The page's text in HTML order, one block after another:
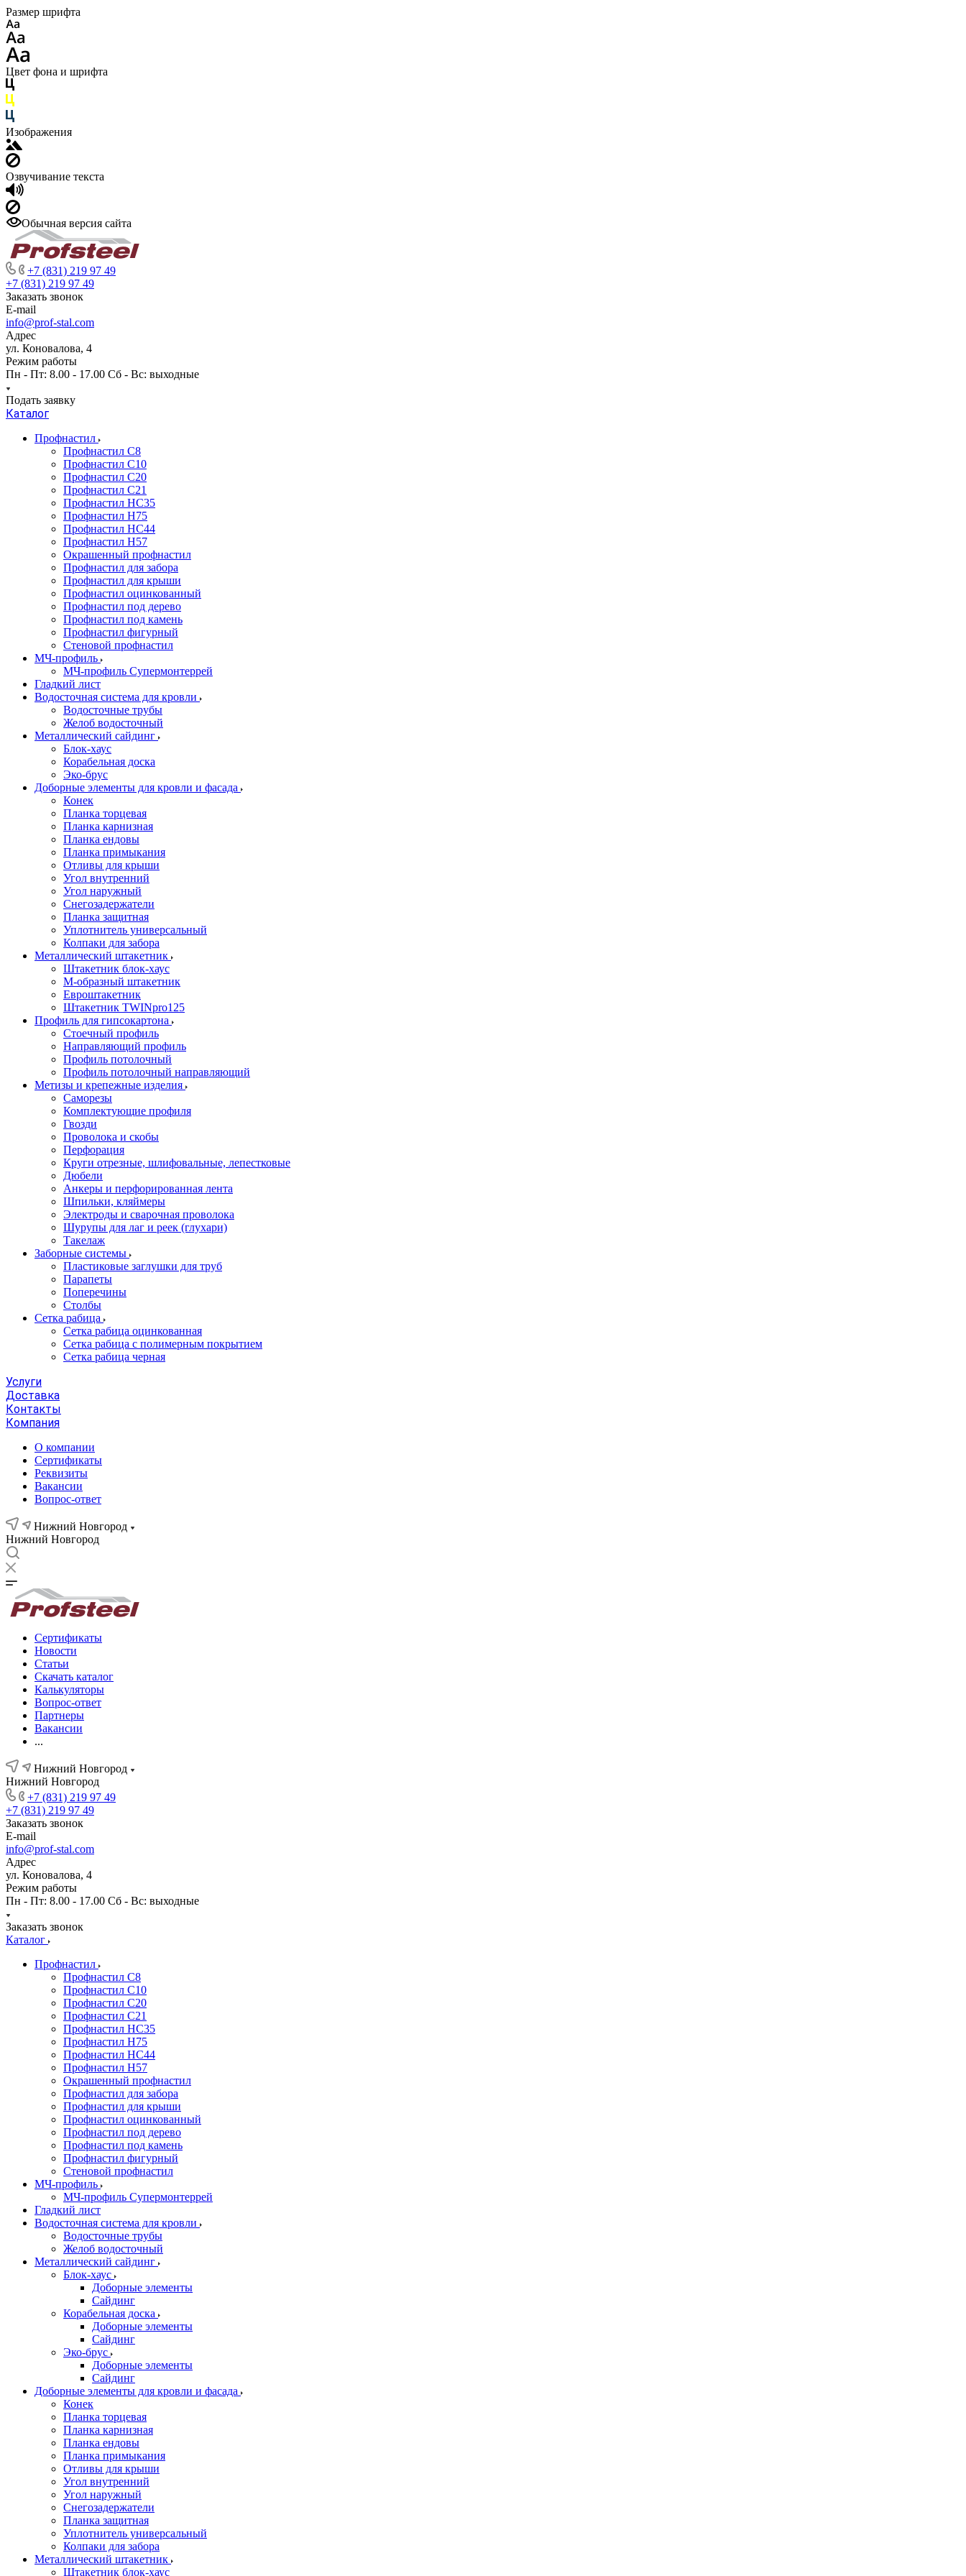
Размер шрифта
Цвет фона и шрифта
Изображения
Озвучивание текста
Обычная версия сайта
+7 (831) 219 97 49
+7 (831) 219 97 49
Заказать звонок
E-mail
info@prof-stal.com
Адрес
ул. Коновалова, 4
Режим работы
Пн - Пт: 8.00 - 17.00 Сб - Вс: выходные
Подать заявку
Каталог
Профнастил
Профнастил С8
Профнастил С10
Профнастил С20
Профнастил С21
Профнастил НС35
Профнастил Н75
Профнастил HC44
Профнастил Н57
Окрашенный профнастил
Профнастил для забора
Профнастил для крыши
Профнастил оцинкованный
Профнастил под дерево
Профнастил под камень
Профнастил фигурный
Стеновой профнастил
МЧ-профиль
МЧ-профиль Супермонтеррей
Гладкий лист
Водосточная система для кровли
Водосточные трубы
Желоб водосточный
Металлический сайдинг
Блок-хаус
Корабельная доска
Эко-брус
Доборные элементы для кровли и фасада
Конек
Планка торцевая
Планка карнизная
Планка ендовы
Планка примыкания
Отливы для крыши
Угол внутренний
Угол наружный
Снегозадержатели
Планка защитная
Уплотнитель универсальный
Колпаки для забора
Металлический штакетник
Штакетник блок-хаус
М-образный штакетник
Евроштакетник
Штакетник TWINpro125
Профиль для гипсокартона
Стоечный профиль
Направляющий профиль
Профиль потолочный
Профиль потолочный направляющий
Метизы и крепежные изделия
Саморезы
Комплектующие профиля
Гвозди
Проволока и скобы
Перфорация
Круги отрезные, шлифовальные, лепестковые
Дюбели
Анкеры и перфорированная лента
Шпильки, кляймеры
Электроды и сварочная проволока
Шурупы для лаг и реек (глухари)
Такелаж
Заборные системы
Пластиковые заглушки для труб
Парапеты
Поперечины
Столбы
Сетка рабица
Сетка рабица оцинкованная
Сетка рабица с полимерным покрытием
Сетка рабица черная
Услуги
Доставка
Контакты
Компания
О компании
Сертификаты
Реквизиты
Вакансии
Вопрос-ответ
Нижний Новгород
Нижний Новгород
Сертификаты
Новости
Статьи
Скачать каталог
Калькуляторы
Вопрос-ответ
Партнеры
Вакансии
...
Нижний Новгород
Нижний Новгород
+7 (831) 219 97 49
+7 (831) 219 97 49
Заказать звонок
E-mail
info@prof-stal.com
Адрес
ул. Коновалова, 4
Режим работы
Пн - Пт: 8.00 - 17.00 Сб - Вс: выходные
Заказать звонок
Каталог
Профнастил
Профнастил С8
Профнастил С10
Профнастил С20
Профнастил С21
Профнастил НС35
Профнастил Н75
Профнастил HC44
Профнастил Н57
Окрашенный профнастил
Профнастил для забора
Профнастил для крыши
Профнастил оцинкованный
Профнастил под дерево
Профнастил под камень
Профнастил фигурный
Стеновой профнастил
МЧ-профиль
МЧ-профиль Супермонтеррей
Гладкий лист
Водосточная система для кровли
Водосточные трубы
Желоб водосточный
Металлический сайдинг
Блок-хаус
Доборные элементы
Сайдинг
Корабельная доска
Доборные элементы
Сайдинг
Эко-брус
Доборные элементы
Сайдинг
Доборные элементы для кровли и фасада
Конек
Планка торцевая
Планка карнизная
Планка ендовы
Планка примыкания
Отливы для крыши
Угол внутренний
Угол наружный
Снегозадержатели
Планка защитная
Уплотнитель универсальный
Колпаки для забора
Металлический штакетник
Штакетник блок-хаус